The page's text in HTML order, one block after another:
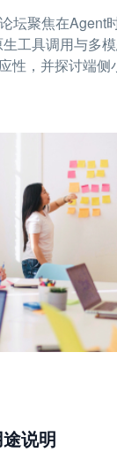
坛聚焦在Agent
工具调用与多
性，并探讨端侧
说明